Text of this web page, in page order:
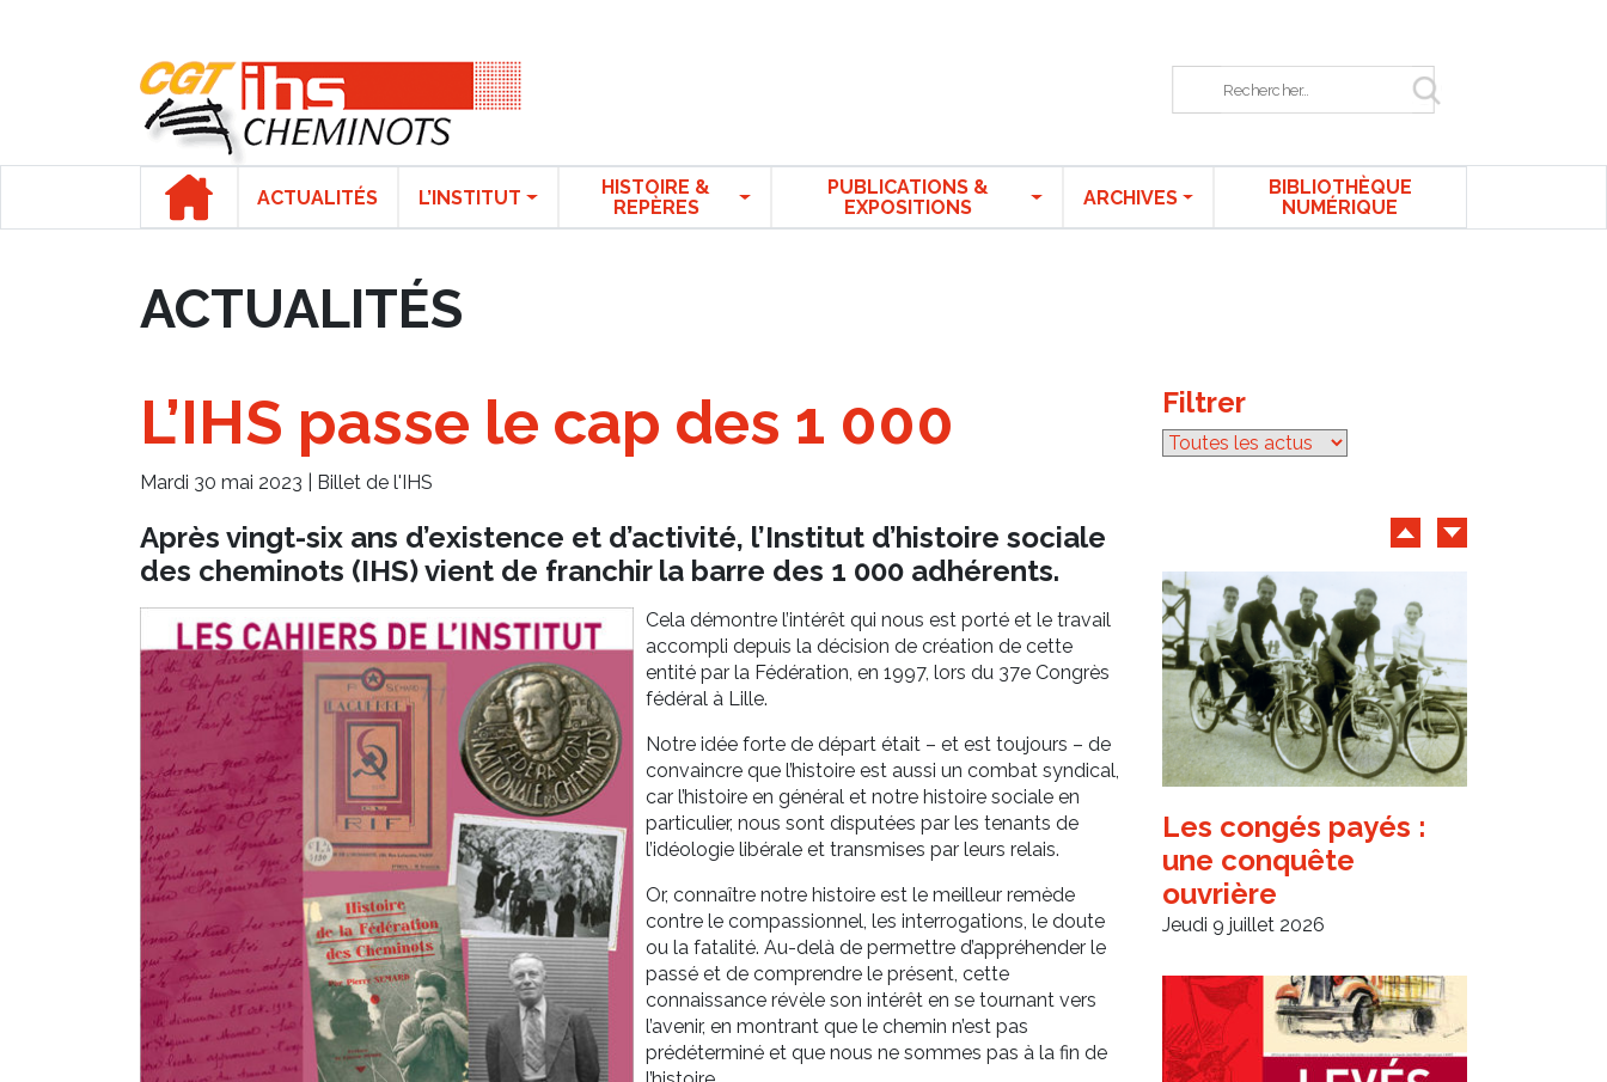
ACTUALITÉS L’INSTITUT
HISTOIRE &
REPÈRES
PUBLICATIONS &
EXPOSITIONS
ARCHIVES
BIBLIOTHÈQUE
NUMÉRIQUE
ACTUALITÉS
L’IHS passe le cap des 1 000
Mardi 30 mai 2023 | Billet de l'IHS
Après vingt-six ans d’existence et d’activité, l’Institut d’histoire sociale
des cheminots (IHS) vient de franchir la barre des 1 000 adhérents.
Cela démontre l’intérêt qui nous est porté et le travail
accompli depuis la décision de création de cette
entité par la Fédération, en 1997, lors du 37e Congrès
fédéral à Lille.
Notre idée forte de départ était – et est toujours – de
convaincre que l’histoire est aussi un combat syndical,
car l’histoire en général et notre histoire sociale en
particulier, nous sont disputées par les tenants de
l’idéologie libérale et transmises par leurs relais.
Or, connaître notre histoire est le meilleur remède
contre le compassionnel, les interrogations, le doute
ou la fatalité. Au-delà de permettre d’appréhender le
passé et de comprendre le présent, cette
connaissance révèle son intérêt en se tournant vers
l’avenir, en montrant que le chemin n’est pas
prédéterminé et que nous ne sommes pas à la fin de
Filtrer
Archives d'articles
Les congés payés :
une conquête
ouvrière
Jeudi 9 juillet 2026